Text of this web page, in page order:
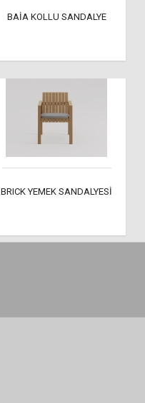
BAİA KOLLU SANDALYE
BRICK YEMEK SANDALYESİ